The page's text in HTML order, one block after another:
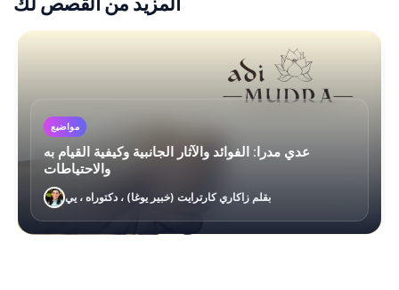
مواضيع
عدي مدرا: الفوائد والآثار الجانبية وكيفية القيام به
والاحتياطات
بقلم زاكاري كارترايت (خبير يوغا) ، دكتوراه ، يي